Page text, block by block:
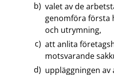
valet av de
genomföra första
och utrymning,
att anlita
motsvarande
uppläggningen